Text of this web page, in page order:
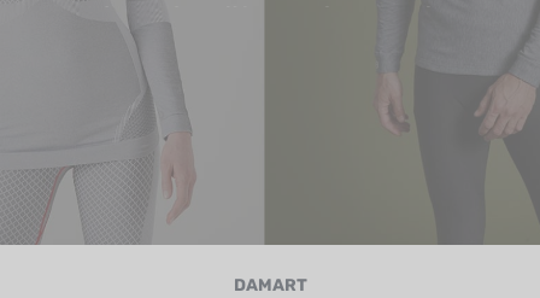
CARTA REGALO
DAMART